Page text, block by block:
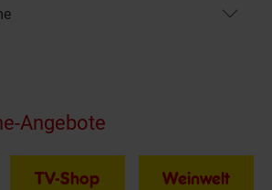
Angebote
TV-Shop Weinwelt